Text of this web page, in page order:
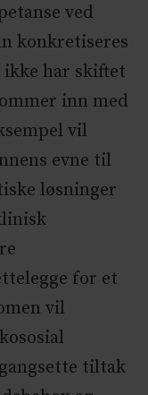
ved
konkretiseres
ikke har skiftet
inn med
vil
evne til
løsninger
for et
vil
tiltak